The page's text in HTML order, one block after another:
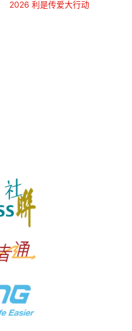
2026 利是传爱大行动